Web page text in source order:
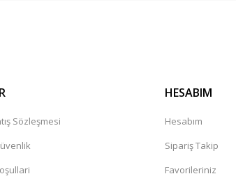
Sözleşmesi
HESABIM
Hesabım
Sipariş Takip
Favorileriniz